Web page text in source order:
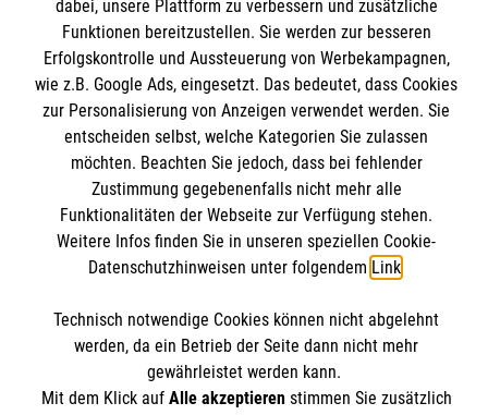
Mitarbeiten
Über uns
Transparenz
Impressum
Datenschutz
Malteserorden
Malteser Jugend
Malteser International
Mediathek
Sharepoint
Bankverbindung
Empfänger: Malteser Hilfsdienst gGmbH
IBAN: DE0937 02050 0000 2401205
BIC: BFSWDE33XX
Soziale Netzwerke
Der Malteser Hilfsdienst e.V. ist als eingetragene
gemeinnützige Organisation von der Körperschaft- und
Gewerbesteuer befreit.
dabei, unsere Plattform zu verbessern und zusätzliche
Funktionen bereitzustellen. Sie werden zur besseren
Erfolgskontrolle und Aussteuerung von Werbekampagnen,
wie z.B. Google Ads, eingesetzt. Das bedeutet, dass Cookies
zur Personalisierung von Anzeigen verwendet werden. Sie
entscheiden selbst, welche Kategorien Sie zulassen
möchten. Beachten Sie jedoch, dass bei fehlender
Zustimmung gegebenenfalls nicht mehr alle
Funktionalitäten der Webseite zur Verfügung stehen.
Weitere Infos finden Sie in unseren speziellen Cookie-
Datenschutzhinweisen unter folgendem Link.
Technisch notwendige Cookies können nicht abgelehnt
werden, da ein Betrieb der Seite dann nicht mehr
gewährleistet werden kann.
Mit dem Klick auf Alle akzeptierenstimmen Sie zusätzlich